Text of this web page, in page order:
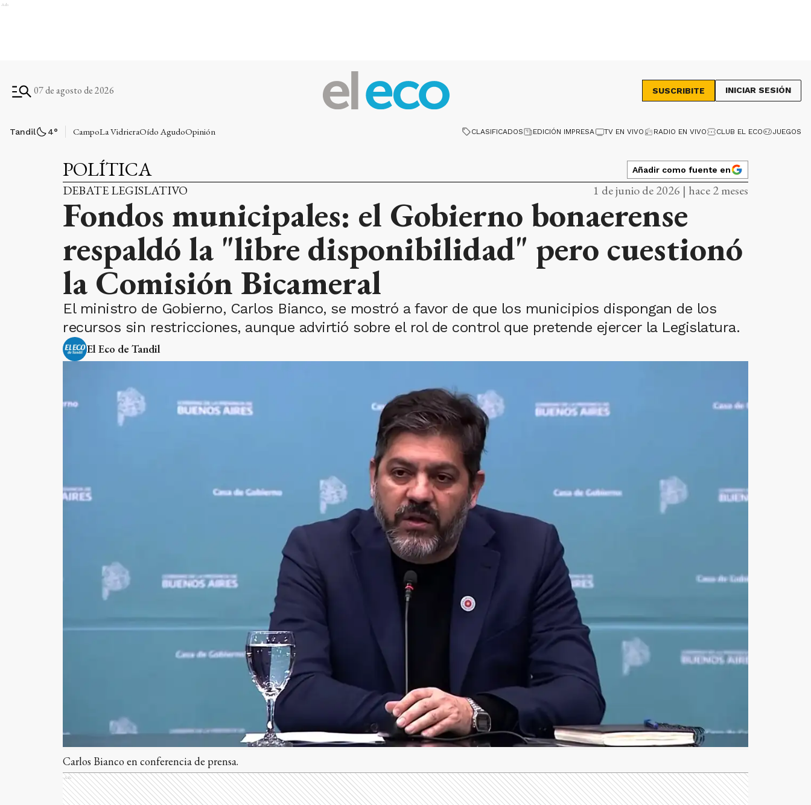
Ads
07 de agosto de 2026 SUSCRIBITE INICIAR SESIÓN
Tandil 4° CampoLa VidrieraOído AgudoOpinión CLASIFICADOS EDICIÓN IMPRESA TV EN VIVO RADIO EN VIVO CLUB EL ECO JUEGOS
POLÍTICA Añadir como fuente en
DEBATE LEGISLATIVO 1 de junio de 2026 | hace 2 meses
Fondos municipales: el Gobierno bonaerense
respaldó la "libre disponibilidad" pero cuestionó
la Comisión Bicameral
El ministro de Gobierno, Carlos Bianco, se mostró a favor de que los municipios dispongan de los
recursos sin restricciones, aunque advirtió sobre el rol de control que pretende ejercer la Legislatura.
El Eco de Tandil
Carlos Bianco en conferencia de prensa.
Ads